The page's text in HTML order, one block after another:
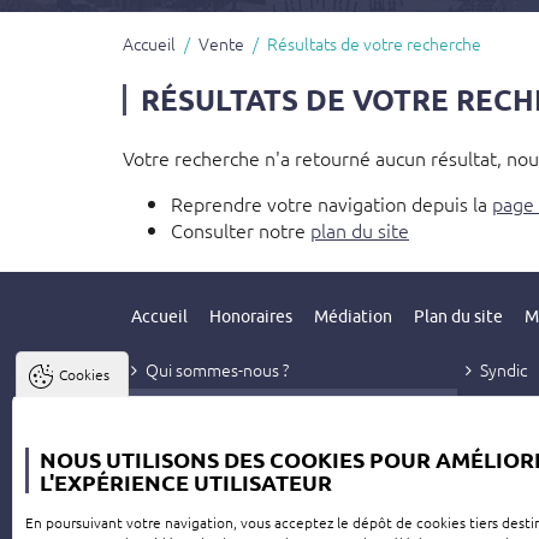
Accueil Vente Résultats de votre recherche
RÉSULTATS DE VOTRE
Votre recherche n'a retourné aucun résultat,
Reprendre votre navigation depuis la
Consulter notre plan du site
Accueil Honoraires Médiation Plan du site
Qui sommes-nous ?
Vente
Gestion
Syndic
Contact
Cookies
NOUS UTILISONS DES COOKIES POUR
L'EXPÉRIENCE UTILISATEUR
En poursuivant votre navigation, vous acceptez le dépôt de cookies tiers